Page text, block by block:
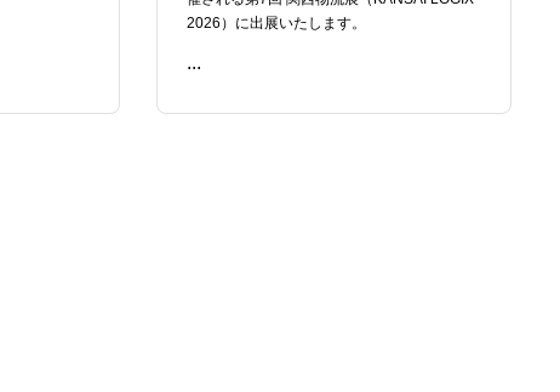
2026）に出展いたします。
...
READ ME